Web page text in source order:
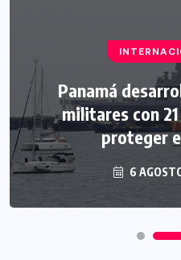
Panamá
militares con
proteger
6